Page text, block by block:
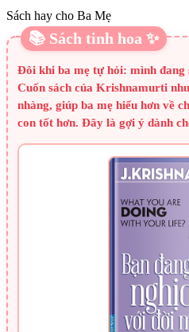
Sách hay cho Ba Mẹ
📚 Sách tinh hoa ✨
Đôi khi ba mẹ tự hỏi: mình đang
Cuốn sách của Krishnamurti
nhàng, giúp ba mẹ hiểu hơn về
con tốt hơn. Đây là gợi ý dành